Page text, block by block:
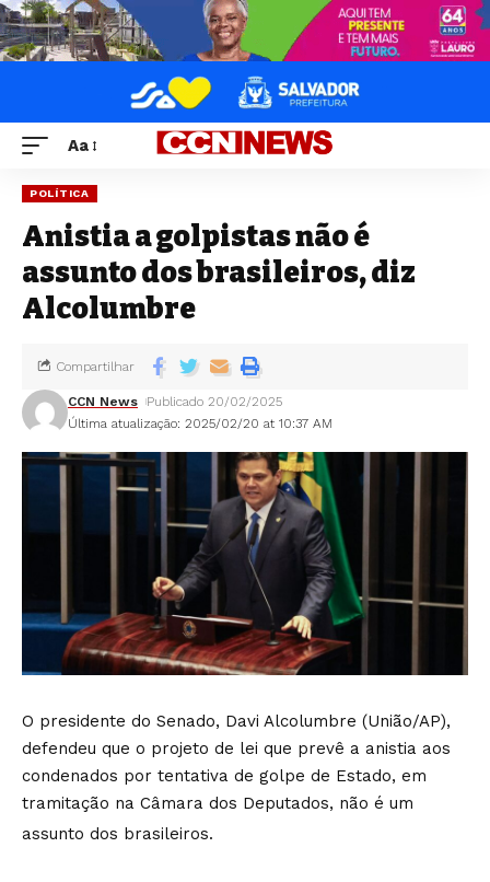
Aa
POLÍTICA
Anistia a golpistas não é
assunto dos brasileiros, diz
Alcolumbre
Última atualização: 2025/02/20 at 10:37 AM
CCN News Publicado 20/02/2025
Compartilhar
O presidente do Senado, Davi Alcolumbre (União/AP),
defendeu que o projeto de lei que prevê a anistia aos
condenados por tentativa de golpe de Estado, em
tramitação na Câmara dos Deputados, não é um
assunto dos brasileiros.